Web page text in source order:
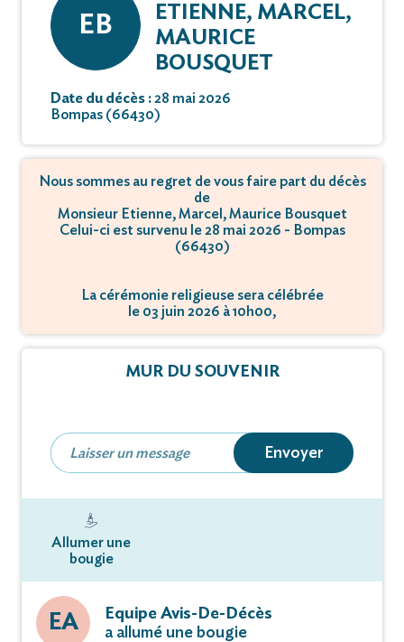
EB
ETIENNE, MARCEL,
MAURICE
BOUSQUET
Date du décès :28 mai 2026
Bompas (66430)
Nous sommes au regret de vous faire part du décès
de
Monsieur Etienne, Marcel, Maurice Bousquet
Celui-ci est survenu le 28 mai 2026 - Bompas
(66430)
La cérémonie religieuse sera célébrée
le 03 juin 2026 à 10h00,
L'inhumation se déroulera
MUR DU SOUVENIR
Envoyer
Allumer une
bougie
EA
Equipe Avis-De-Décès
a allumé une bougie